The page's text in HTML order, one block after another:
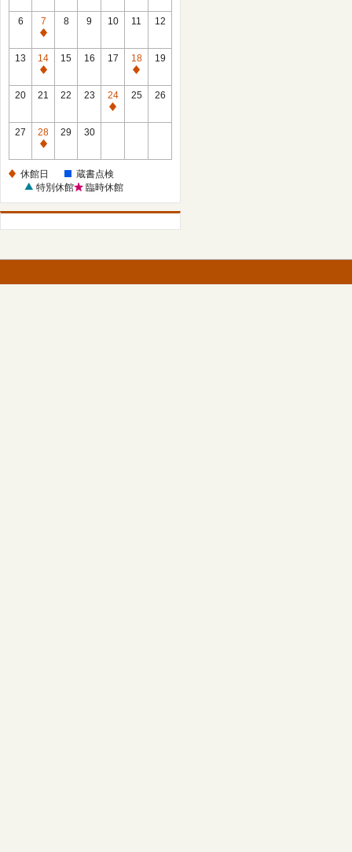
6
7
休
館
日
8 9 10 11 12
13
14
休
館
15 16 17
18
休
館
19
20 21 22 23
24
休
25 26
27
28
休
日
29 30
休館日
蔵書点検
特別休館
臨時休館